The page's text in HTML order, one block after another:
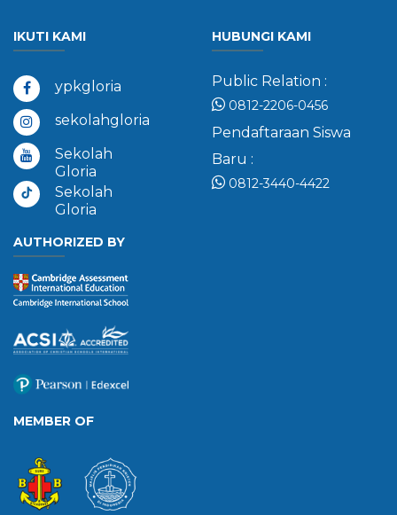
IKUTI KAMI
ypkgloria
sekolahgloria
Sekolah
Gloria
Sekolah
Gloria
HUBUNGI KAMI
Public Relation :
0812-2206-0456
Pendaftaraan Siswa
Baru :
0812-3440-4422
AUTHORIZED BY
MEMBER OF